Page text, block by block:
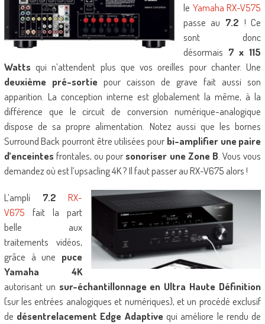
le Yamaha RX-V575
passe au 7.2 ! Ce
sont donc
désormais 7 x 115
Wattsqui n’attendent plus que vos oreilles pour chanter. Une
deuxième pré-sortiepour caisson de grave fait aussi son
apparition. La conception interne est globalement la même, à la
différence que le circuit de conversion numérique-analogique
dispose de sa propre alimentation. Notez aussi que les bornes
Surround Back pourront être utilisées pourbi-amplifier une paire
d’enceintesfrontales, ou poursonoriser une Zone B . Vous vous
demandez où est l’upsacling 4K ? Il faut passer au RX-V675 alors !
L’ampli 7.2
RX-
V675 fait la part
belle aux
traitements vidéos,
grâce à une puce
Yamaha 4K
autorisant un sur-échantillonnage en Ultra Haute Définition
(sur les entrées analogiques et numériques), et un procédé exclusif
de désentrelacement Edge Adaptivequi améliore le rendu de